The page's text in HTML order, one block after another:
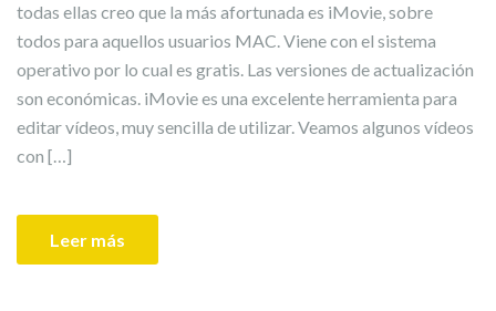
todas ellas creo que la más afortunada es iMovie, sobre
todos para aquellos usuarios MAC. Viene con el sistema
operativo por lo cual es gratis. Las versiones de actualización
son económicas. iMovie es una excelente herramienta para
editar vídeos, muy sencilla de utilizar. Veamos algunos vídeos
con […]
Leer más